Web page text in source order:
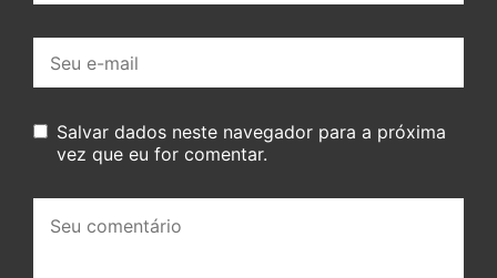
mail:
Salvar dados neste navegador para a próxima
vez que eu for comentar.
comentário: